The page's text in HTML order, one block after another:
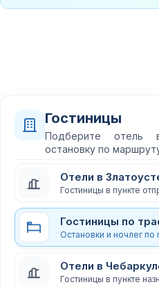
Гостиницы
Подберите отель
остановку по
Отели в
Гостиницы в пункте
Гостиницы по
Остановки и ночлег по
Отели в
Гостиницы в пункте